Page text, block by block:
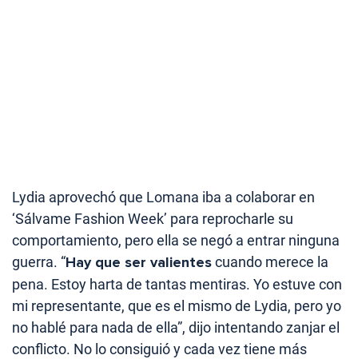
Lydia aprovechó que Lomana iba a colaborar en
‘Sálvame Fashion Week’ para reprocharle su
comportamiento, pero ella se negó a entrar ninguna
guerra. “Hay que ser valientescuando merece la
pena. Estoy harta de tantas mentiras. Yo estuve con
mi representante, que es el mismo de Lydia, pero yo
no hablé para nada de ella”, dijo intentando zanjar el
conflicto. No lo consiguió y cada vez tiene más